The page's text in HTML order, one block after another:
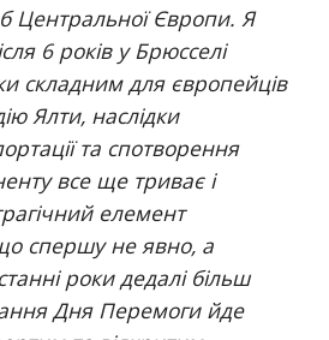
Центральної Європи. Я
6 років у Брюсселі
складним для європейців
Ялти, наслідки
та спотворення
все ще триває і
елемент
що спершу не явно, а
роки дедалі більш
Дня Перемоги йде